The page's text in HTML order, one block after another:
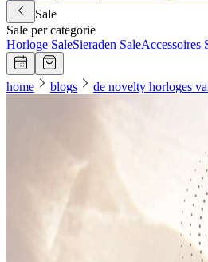
Sale
Sale per categorie
Horloge SaleSieraden SaleAccessoires
home blogs de novelty horloges